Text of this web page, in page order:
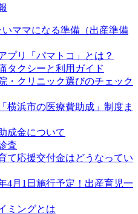
ママになる準備（出産準備
プリ「パマトコ」とは？
タクシーと利用ガイド
・クリニック選びのチェック
横浜市の医療費助成」制度ま
成金について
査
て応援交付金はどうなってい
4月1日施行予定！出産育児一
ミングとは